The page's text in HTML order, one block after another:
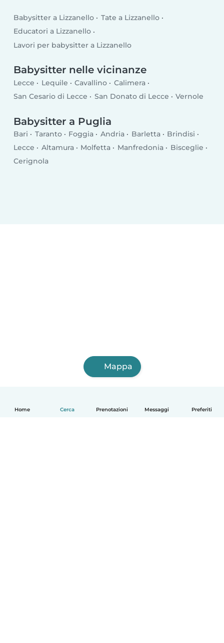
Home Cerca Prenotazioni Messaggi Preferiti
Babysitter a Lizzanello
Tate a Lizzanello
Educatori a Lizzanello
Lavori per babysitter a Lizzanello
Babysitter nelle vicinanze
Lecce Lequile Cavallino
Calimera
San Cesario di Lecce
San Donato di Lecce Vernole
Babysitter a Puglia
Bari Taranto Foggia Andria Barletta
Brindisi
Lecce
Altamura Molfetta Manfredonia
Bisceglie
Cerignola
Mappa